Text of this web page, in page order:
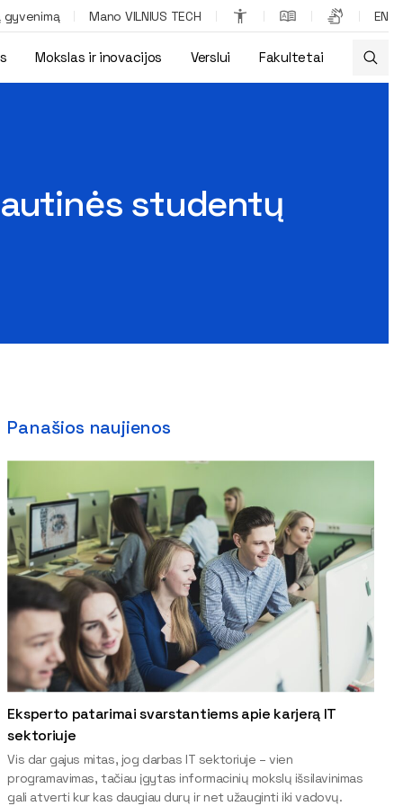
gyvenimą Mano VILNIUS TECH EN
Mokslas ir inovacijos Verslui Fakultetai
studentų
Panašios naujienos
Eksperto patarimai svarstantiems apie karjerą IT
sektoriuje
Vis dar gajus mitas, jog darbas IT sektoriuje – vien
programavimas, tačiau įgytas informacinių mokslų išsilavinimas
gali atverti kur kas daugiau durų ir net užauginti iki vadovų.